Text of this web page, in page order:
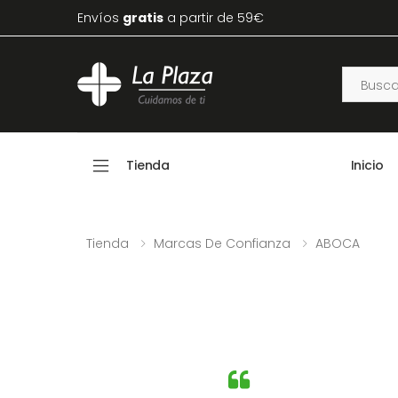
Envíos gratis a partir de 59€
Tienda Inicio
Tienda Marcas De Confianza ABOCA